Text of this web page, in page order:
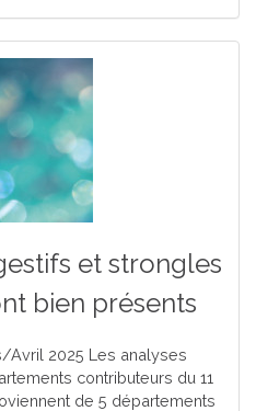
et strongles
bien présents
Avril 2025 Les analyses
contributeurs du 11
de 5 départements